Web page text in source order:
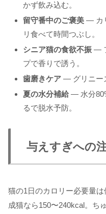
かず飲み込む。
留守番中のご褒美 — カ
リ食べて時間つぶし。
シニア猫の食欲不振 —
プで香りで誘う。
歯磨きケア — グリニー
夏の水分補給— 水分
るで脱水予防。
与えすぎへの
猫の1日のカロリー必要量
成猫なら150〜240kcal。ち